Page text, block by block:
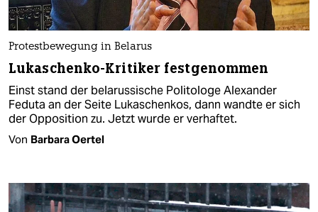
Protestbewegung in Belarus
Lukaschenko-Kritiker festgenommen
Einst stand der belarussische Politologe Alexander
Feduta an der Seite Lukaschenkos, dann wandte er sich
der Opposition zu. Jetzt wurde er verhaftet.
Von Barbara Oertel